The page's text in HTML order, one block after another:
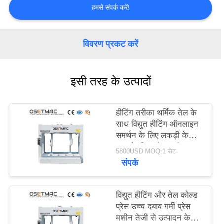
संपर्क
करें
अनुरोध
साइटमैप
PRIVACY
POLICY
हमसे संपर्क करें!
विवरण प्रकट करें
इसी तरह के उत्पादों
हीटिंग तरीका थर्मिक तेल के
साथ विद्युत हीटिंग ऑनलाइन
समर्थन के लिए लकड़ी के
काम के लिए प्रेस मशीन
5800USD MOQ:1 सेट
संपर्क
विद्युत हीटिंग और तेल कोल्ड
प्रेस उच्च दबाव गर्मी प्रेस
मशीन तेजी से उत्पादन के